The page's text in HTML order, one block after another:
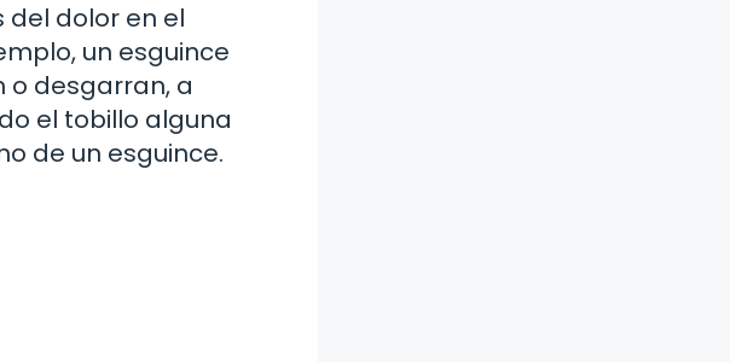
del dolor en el
un esguince
o desgarran, a
el tobillo alguna
de un esguince.